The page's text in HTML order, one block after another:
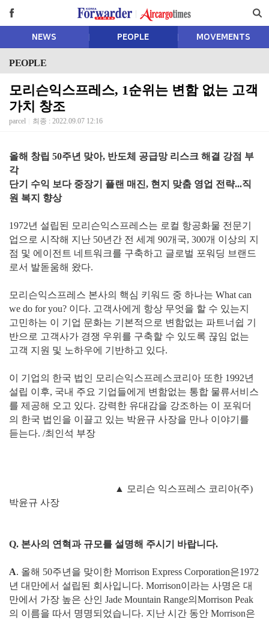
NEWS PEOPLE MOVEMENTS
PEOPLE
모리슨익스프레스, 1순위는 변함 없는 고객
가치 창조
parcel 최종 : 2022.09.07 12:16
올해 창립 50주년 맞아, 반도체 공급망 리스크 해결 강점 부
각
단기 수익 보다 중장기 플랜 매진, 현지 맞춤 영업 전략...직
원 복지 향상
1972년 설립된 모리슨익스프레스는 로컬 항공화물 전문기
업으로 시작해 지난 50년간 전 세계 90개국, 300개 이상의 지
점 및 에이전트 네트워크를 구축하고 글로벌 포워딩 브랜드
로서 발돋움해 왔다.
모리슨익스프레스 본사의 핵심 키워드 중 하나는 What can
we do for you? 이다. 고객사에게 항상 무엇을 할 수 있는지
고민하는 이 기업 문화는 기본적으로 변함없는 파트너쉽 기
반으로 고객사가 경쟁 우위를 구축할 수 있도록 끊임 없는
고객 지원 및 노하우에 기반하고 있다.
이 기업의 한국 법인 모리슨익스프레스코리아 또한 1992년
설립 이후, 국내 주요 기업들에게 변함없는 통합 물류서비스
를 제공해 오고 있다. 강력한 유대감을 강조하는 이 포워더
의 한국 법인을 이끌고 있는 박윤규 사장을 만나 이야기를
듣는다. /최인석 부장
▲ 모리슨 익스프레스 코리아(주)
박윤규 사장
Q. 본사의 연혁과 규모를 설명해 주시기 바랍니다.
A. 올해 50주년을 맞이한 Morrison Express Corporation은1972
년 대만에서 설립된 회사입니다. Morrison이라는 사명은 대
만에서 가장 높은 산인 Jade Mountain Range의Morrison Peak
의 이름을 따서 명명되었습니다. 지난 시간 동안 Morrison은